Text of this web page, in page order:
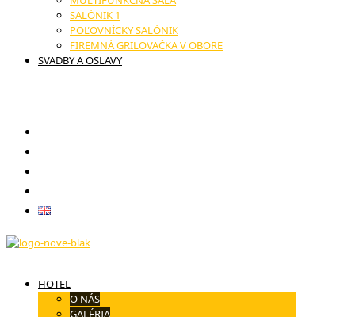
SALÓNIK 1
POĽOVNÍCKY SALÓNIK
FIREMNÁ GRILOVAČKA V OBORE
SVADBY A OSLAVY
HOTEL
O NÁS
GALÉRIA